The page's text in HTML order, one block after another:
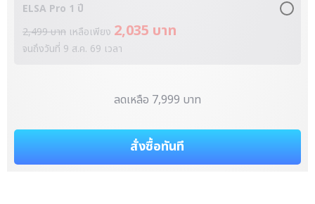
ELSA Pro 1 ปี
2,499 บาท เหลือเพียง 2,035 บาท
จนถึงวันที่ 9 ส.ค. 69 เวลา
ลดเหลือ 7,999 บาท
สั่งซื้อทันที